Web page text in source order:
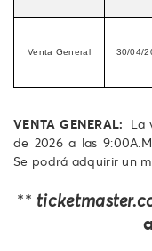
Venta General 30/04/
VENTA GENERAL: La
de 2026 a las
Se podrá adquirir un
**